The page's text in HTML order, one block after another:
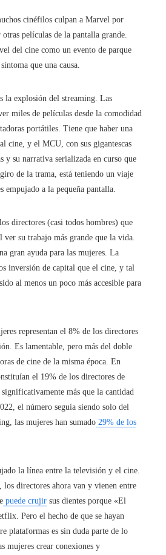
cinéfilos culpan a Marvel por
películas de la pantalla grande.
del cine como un evento de parque
que una causa.
la explosión del streaming. Las
miles de películas desde la comodidad
portátiles. Tiene que haber una
cine, y el MCU, con sus gigantescas
y su narrativa serializada en curso que
de la trama, está teniendo un viaje
empujado a la pequeña pantalla.
directores (casi todos hombres) que
ver su trabajo más grande que la vida.
gran ayuda para las mujeres. La
inversión de capital que el cine, y tal
al menos un poco más accesible para
representan el 8% de los directores
Es lamentable, pero más del doble
de cine de la misma época. En
el 19% de los directores de
más que la cantidad
el número seguía siendo solo del
las mujeres han sumado 29% de los
la línea entre la televisión y el cine.
directores ahora van y vienen entre
puede crujir sus dientes porque «El
Pero el hecho de que se hayan
plataformas es sin duda parte de lo
mujeres crear conexiones y